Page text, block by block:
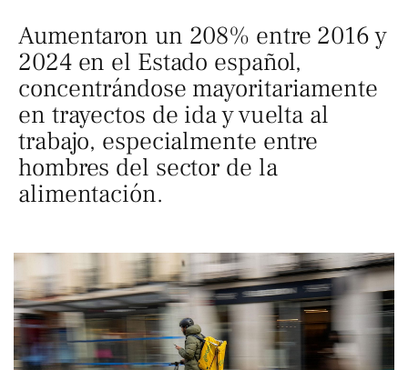
Aumentaron un 208% entre 2016 y
2024 en el Estado español,
concentrándose mayoritariamente
en trayectos de ida y vuelta al
trabajo, especialmente entre
hombres del sector de la
alimentación.